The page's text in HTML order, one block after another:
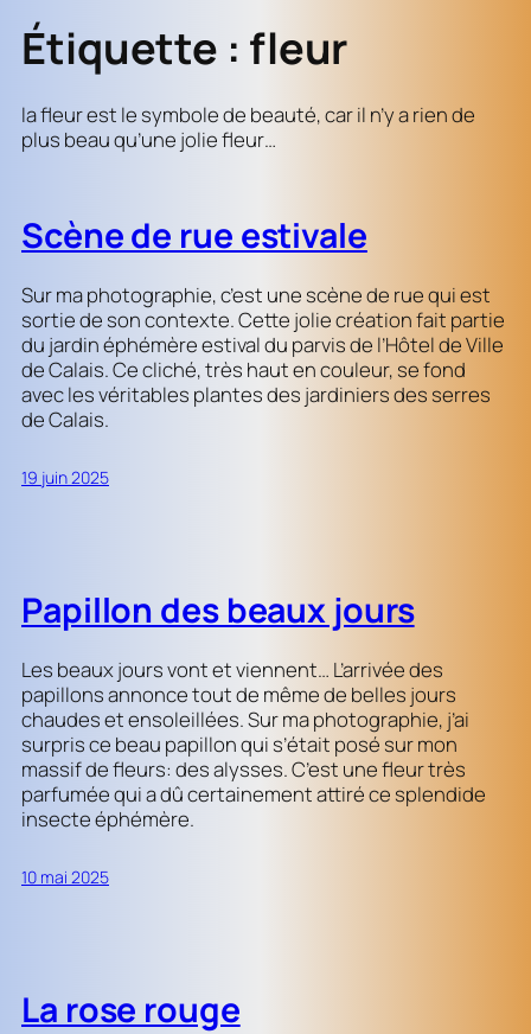
Étiquette : fleur
la fleur est le symbole de beauté, car il n’y a rien de
plus beau qu’une jolie fleur…
Scène de rue estivale
Sur ma photographie, c’est une scène de rue qui est
sortie de son contexte. Cette jolie création fait partie
du jardin éphémère estival du parvis de l’Hôtel de Ville
de Calais. Ce cliché, très haut en couleur, se fond
avec les véritables plantes des jardiniers des serres
de Calais.
19 juin 2025
Papillon des beaux jours
Les beaux jours vont et viennent… L’arrivée des
papillons annonce tout de même de belles jours
chaudes et ensoleillées. Sur ma photographie, j’ai
surpris ce beau papillon qui s’était posé sur mon
massif de fleurs: des alysses. C’est une fleur très
parfumée qui a dû certainement attiré ce splendide
insecte éphémère.
10 mai 2025
La rose rouge